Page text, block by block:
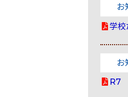
お
学
お
R7